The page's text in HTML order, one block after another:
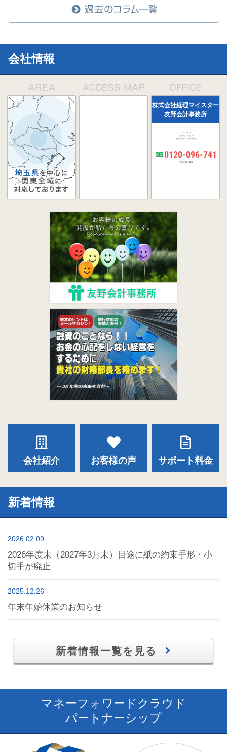
会社情報
株式会社経理マイスター
友野会計事務所
〒331-0823
埼玉県さいたま市
北区日進町3丁目485番地2
0120-096-741
平日 9:00～18:00
会社紹介 お客様の声 サポート料金
新着情報
2026.02.09
2026年度末（2027年3月末）目途に紙の約束手形・小
切手が廃止
2025.12.26
年末年始休業のお知らせ
新着情報一覧を見る
マネーフォワードクラウド
パートナーシップ